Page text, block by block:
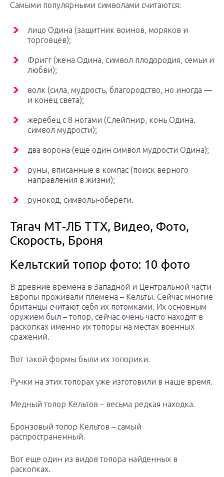
Самыми популярными символами считаются:
лицо Одина (защитник воинов, моряков и
торговцев);
Фригг (жена Одина, символ плодородия, семьи и
любви);
волк (сила, мудрость, благородство, но иногда —
и конец света);
жеребец с 8 ногами (Слейпнир, конь Одина,
символ мудрости);
два ворона (еще один символ мудрости Одина);
руны, вписанные в компас (поиск верного
направления в жизни);
рунокод, символы-обереги.
Тягач МТ-ЛБ ТТХ, Видео, Фото,
Скорость, Броня
Кельтский топор фото: 10 фото
В древние времена в Западной и Центральной части
Европы проживали племена – Кельты. Сейчас многие
британцы считают себя их потомками. Их основным
оружием был – топор, сейчас очень часто находят в
раскопках именно их топоры на местах военных
сражений.
Вот такой формы были их топорики.
Ручки на этих топорах уже изготовили в наше время.
Медный топор Кельтов – весьма редкая находка.
Бронзовый топор Кельтов – самый
распространенный.
Вот еще один из видов топора найденных в
раскопках.